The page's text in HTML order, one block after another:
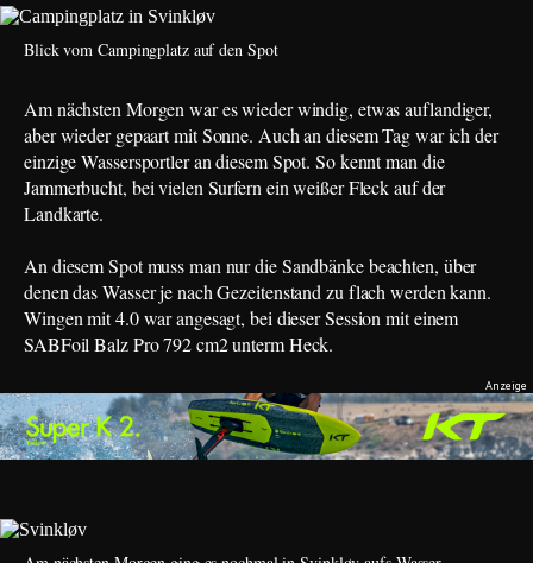
Blick vom Campingplatz auf den Spot
Am nächsten Morgen war es wieder windig, etwas auflandiger,
aber wieder gepaart mit Sonne. Auch an diesem Tag war ich der
einzige Wassersportler an diesem Spot. So kennt man die
Jammerbucht, bei vielen Surfern ein weißer Fleck auf der
Landkarte.
An diesem Spot muss man nur die Sandbänke beachten, über
denen das Wasser je nach Gezeitenstand zu flach werden kann.
Wingen mit 4.0 war angesagt, bei dieser Session mit einem
SABFoil Balz Pro 792 cm2 unterm Heck.